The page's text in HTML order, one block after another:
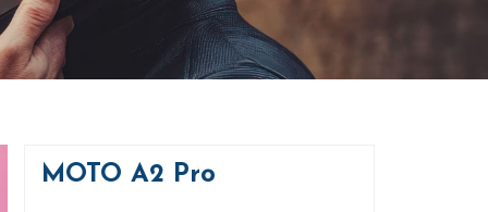
MOTO A2 Pro